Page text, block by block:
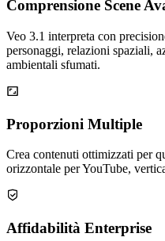
Comprensione Scene
Veo 3.1 interpreta con
personaggi, relazioni spaziali,
ambientali sfumati.
Proporzioni Multiple
Crea contenuti ottimizzati per
orizzontale per YouTube,
Affidabilità Enterprise